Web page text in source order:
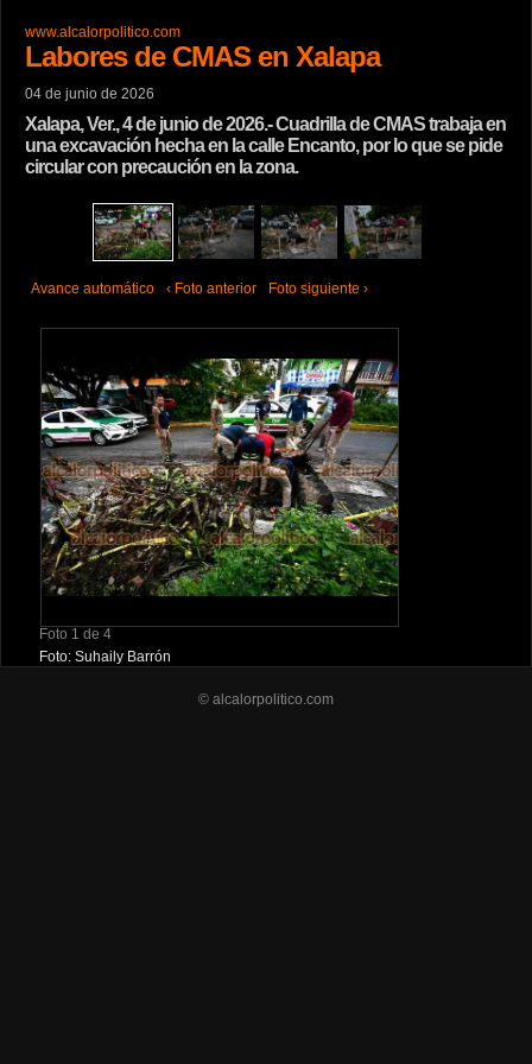
www.alcalorpolitico.com
Labores de CMAS en Xalapa
04 de junio de 2026
Xalapa, Ver., 4 de junio de 2026.- Cuadrilla de CMAS trabaja en
una excavación hecha en la calle Encanto, por lo que se pide
circular con precaución en la zona.
Avance automático ‹ Foto anterior Foto siguiente ›
Foto 1 de 4
Foto: Suhaily Barrón
© alcalorpolitico.com